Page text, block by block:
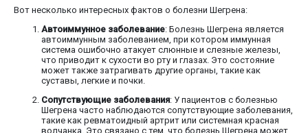
Вот несколько интересных фактов о болезни Шегрена:
Автоиммунное заболевание: Болезнь Шегрена является
автоиммунным заболеванием, при котором иммунная
система ошибочно атакует слюнные и слезные железы,
что приводит к сухости во рту и глазах. Это состояние
может также затрагивать другие органы, такие как
суставы, легкие и почки.
Сопутствующие заболевания: У пациентов с болезнью
Шегрена часто наблюдаются сопутствующие заболевания,
такие как ревматоидный артрит или системная красная
волчанка. Это связано с тем, что болезнь Шегрена может